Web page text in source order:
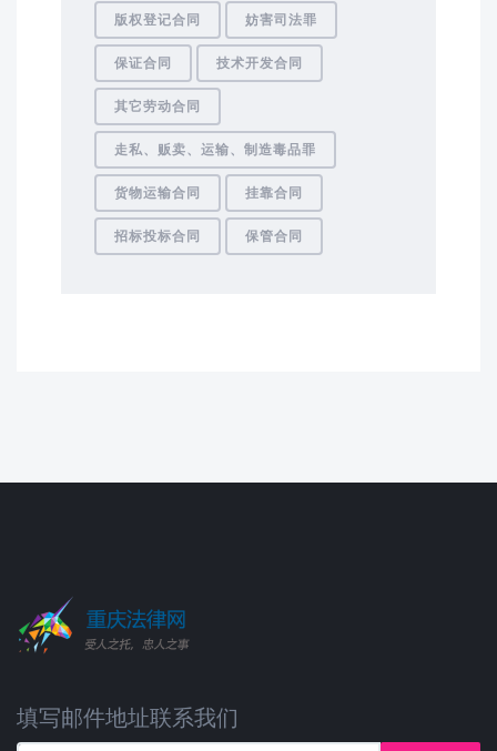
版权登记合同 妨害司法罪
保证合同 技术开发合同
其它劳动合同
走私、贩卖、运输、制造毒品罪
货物运输合同 挂靠合同
招标投标合同 保管合同
填写邮件地址联系我们